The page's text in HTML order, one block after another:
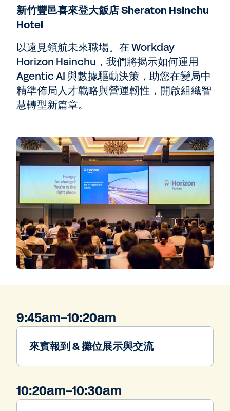
新竹豐邑喜來登大飯店 Sheraton Hsinchu
Hotel
以遠見領航未來職場。在 Workday
Horizon Hsinchu，我們將揭示如何運用
Agentic AI 與數據驅動決策，助您在變局中
精準佈局人才戰略與營運韌性，開啟組織智
慧轉型新篇章。
9:45am–10:20am
來賓報到 & 攤位展示與交流
10:20am–10:30am